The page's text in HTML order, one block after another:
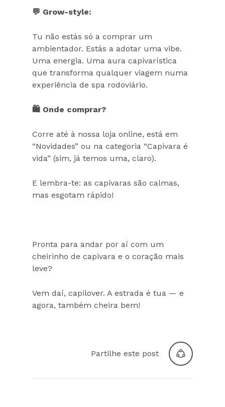
💬 Grow-style:
Tu não estás só a comprar um
ambientador. Estás a adotar uma vibe.
Uma energia. Uma aura capivarística
que transforma qualquer viagem numa
experiência de spa rodoviário.
🛍️ Onde comprar?
Corre até à nossa loja online, está em
“Novidades” ou na categoria “Capivara é
vida” (sim, já temos uma, claro).
E lembra-te: as capivaras são calmas,
mas esgotam rápido!
Pronta para andar por aí com um
cheirinho de capivara e o coração mais
leve?
Vem daí, capilover. A estrada é tua — e
agora, também cheira bem!
Partilhe este post